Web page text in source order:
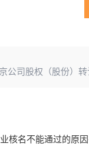
公司股权（股份）转